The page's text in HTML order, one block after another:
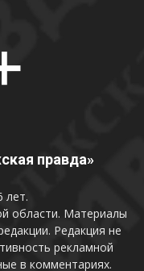
правда»
лет.
области. Материалы
Редакция не
рекламной
в комментариях.